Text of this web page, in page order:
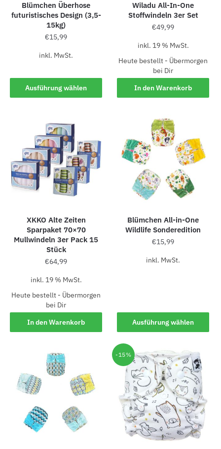
Blümchen Überhose
futuristisches Design (3,5-
15kg)
€15,99
inkl. MwSt.
Ausführung wählen
Wiladu All-In-One
Stoffwindeln 3er Set
€49,99
inkl. 19 % MwSt.
Heute bestellt - Übermorgen
bei Dir
In den Warenkorb
XKKO Alte Zeiten
Sparpaket 70×70
Mullwindeln 3er Pack 15
Stück
€64,99
inkl. 19 % MwSt.
Heute bestellt - Übermorgen
bei Dir
In den Warenkorb
Blümchen All-in-One
Wildlife Sonderedition
€15,99
inkl. MwSt.
Ausführung wählen
-15%